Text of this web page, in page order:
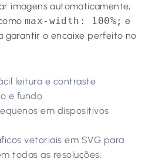
imagens automaticamente,
max-width: 100%; e
garantir o encaixe perfeito no
leitura e contraste
e fundo.
em dispositivos
vetoriais em SVG para
todas as resoluções.